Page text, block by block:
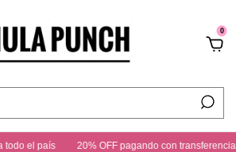
0
OFF pagando con transferencia · 3 cuotas sin